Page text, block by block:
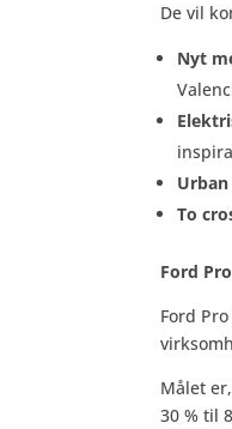
De vil
Nyt
To
Ford
Ford
Målet
30 % til